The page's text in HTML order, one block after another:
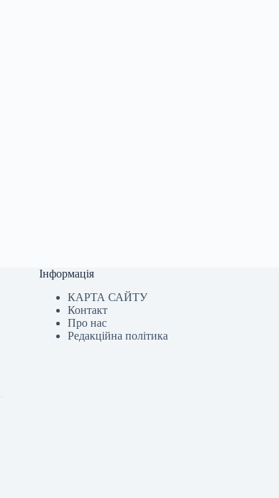
Інформація
КАРТА САЙТУ
Контакт
Про нас
Редакційна політика